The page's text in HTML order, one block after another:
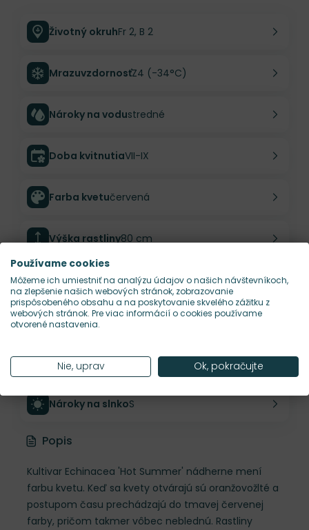
Životný okruhFr 2, B 2
MrazuvzdornosťZ4 (-34°C)
Nároky na vodustredné
Doba kvitnutiaVII-IX
Farba kvetučervená
Výška rastliny80 cm
Šírka rastliny 50 cm
Habitus rastlinyvzpriamený
Hustota výsadby 4 ks/m²
Nároky na slnkoS
Popis
Kultivar Echinacea 'Hot Summer' nádherne mení
farbu kvetu. Keď sa kvety otvárajú sú oranžovožlté a
postupom času prechádzajú do tmavej červenej
farby, pričom takmer vôbec neblednú. Rastliny
Používame cookies
Môžeme ich umiestniť na analýzu údajov o našich návštevníkoch,
na zlepšenie našich webových stránok, zobrazovanie
prispôsobeného obsahu a na poskytovanie skvelého zážitku z
webových stránok. Pre viac informácií o cookies používame
otvorené nastavenia.
Nie, uprav Ok, pokračujte